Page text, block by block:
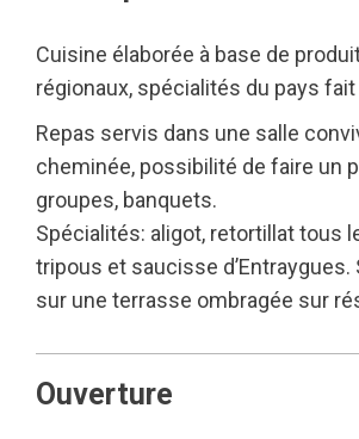
Cuisine élaborée à base de
régionaux, spécialités du pays
Repas servis dans une salle
cheminée, possibilité de faire un
groupes, banquets.
Spécialités: aligot, retortillat tous
tripous et saucisse d’Entraygues.
sur une terrasse ombragée sur
Ouverture